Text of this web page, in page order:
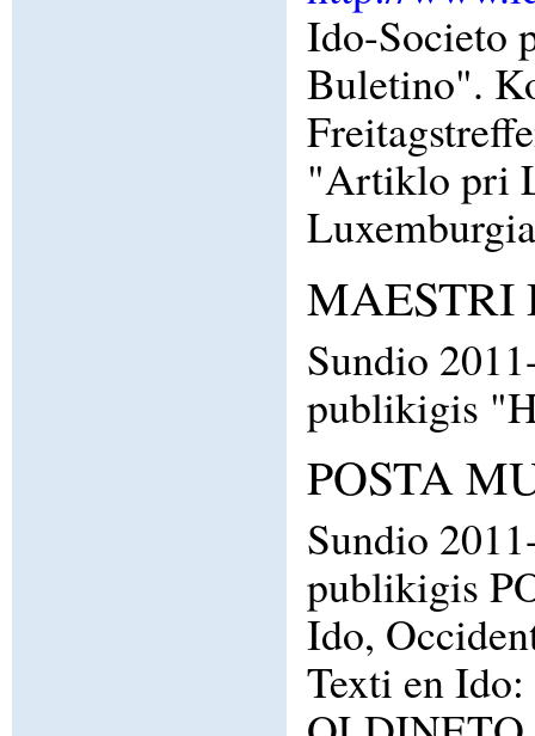
Ido-Societo
Buletino".
"Artiklo pri
MAESTRI
Sundio
publikigis
POSTA
Sundio
publikigis
Ido,
Texti en